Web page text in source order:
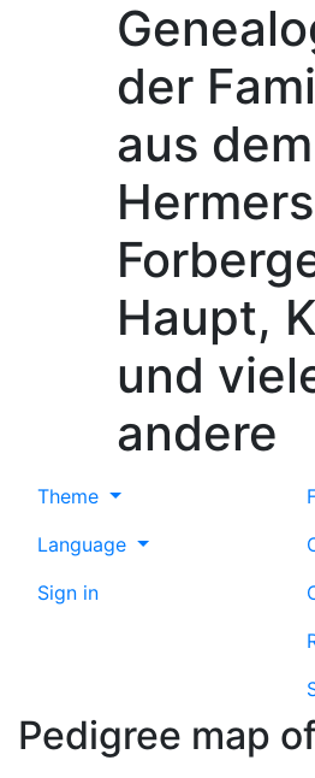
der
aus
Haupt,
und
andere
Theme
Language
Sign in
Pedigree map